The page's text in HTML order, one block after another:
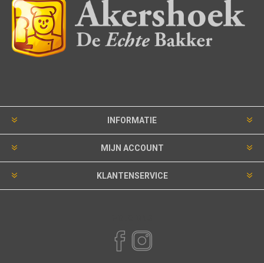
INFORMATIE
MIJN ACCOUNT
KLANTENSERVICE